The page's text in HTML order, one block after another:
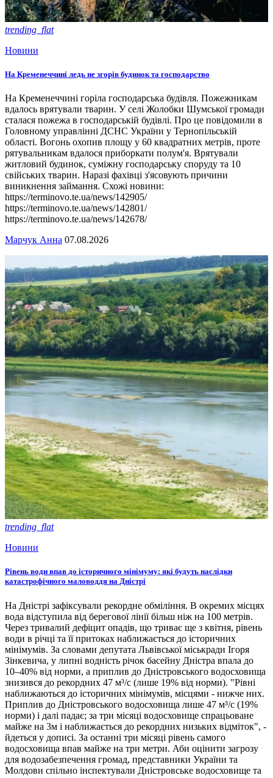
trending_flat
Новини
На Кременеччині ледь не згорів будинок та господарство
На Кременеччині горіла господарська будівля. Пожежникам
вдалось врятували тварин. У селі Жолобки Шумської громади
сталася пожежа в господарській будівлі. Про це повідомили в
Головному управлінні ДСНС України у Тернопільській
області. Вогонь охопив площу у 60 квадратних метрів, проте
рятувальникам вдалося приборкати полум'я. Врятували
житловий будинок, суміжну господарську споруду та 10
свійських тварин. Наразі фахівці з'ясовують причини
виникнення займання. Схожі новини:
https://terminovo.te.ua/news/142905/
https://terminovo.te.ua/news/142801/
https://terminovo.te.ua/news/142678/
Марчук Анна 07.08.2026
trending_flat
Новини
Рівень води впав до історичного мінімуму: які будуть наслідки
катастрофічного маловоддя на Дністрі
На Дністрі зафіксували рекордне обміління. В окремих місцях
вода відступила від берегової лінії більш ніж на 100 метрів.
Через тривалий дефіцит опадів, що триває ще з квітня, рівень
води в річці та її притоках наближається до історичних
мінімумів. За словами депутата Львівської міськради Ігоря
Зінкевича, у липні водність річок басейну Дністра впала до
10–40% від норми, а приплив до Дністровського водосховища
знизився до рекордних 47 м³/с (лише 19% від норми). "Рівні
наближаються до історичних мінімумів, місцями - нижче них.
Приплив до Дністровського водосховища лише 47 м³/с (19%
норми) і далі падає; за три місяці водосховище спрацьоване
майже на 3м і наближається до рекордних низьких відміток", -
йдеться у дописі. За останні три місяці рівень самого
водосховища впав майже на три метри. Аби оцінити загрозу
для водозабезпечення громад, представники України та
Молдови спільно інспектували Дністровське водосховище та